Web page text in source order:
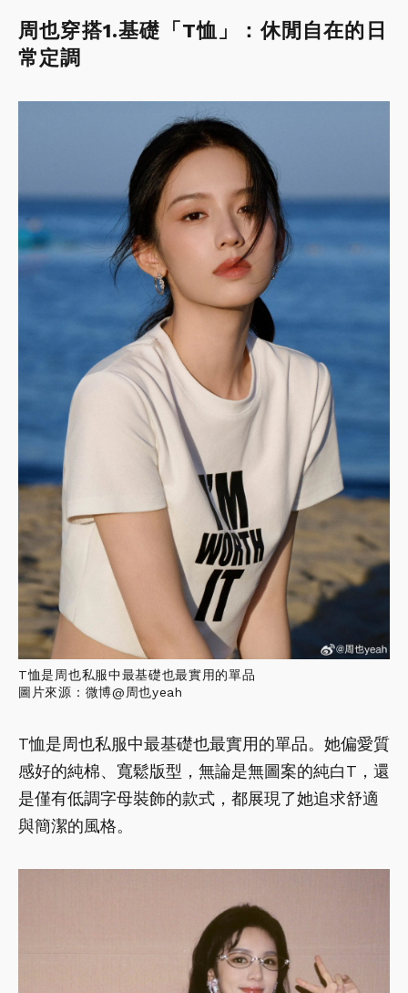
周也穿搭1.基礎「T恤」：休閒自在的日
常定調
T恤是周也私服中最基礎也最實用的單品
圖片來源：微博@周也yeah
T恤是周也私服中最基礎也最實用的單品。她偏愛質
感好的純棉、寬鬆版型，無論是無圖案的純白T，還
是僅有低調字母裝飾的款式，都展現了她追求舒適
與簡潔的風格。